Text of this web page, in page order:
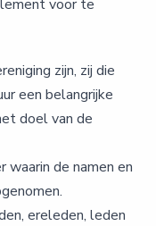
voor te
zijn, zij die
een belangrijke
doel van de
de namen en
ereleden, leden